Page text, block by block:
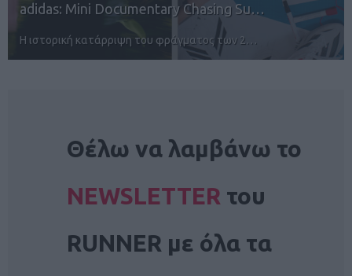
19th Alonissos Challenge: Έναρξη εγ…
Αγώνες τρεξίματος και κολύμβησης στην Αλ…
Θέλω να λαμβάνω το
NEWSLETTER του
RUNNER με όλα τα